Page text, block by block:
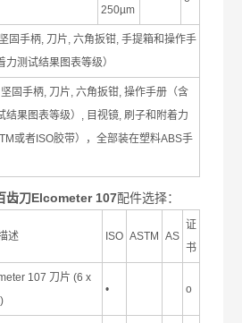
250µm
坚固手柄, 刀片,六角扳钳,手提箱和操作手
力测试结果图表等级）
坚固手柄, 刀片,六角扳钳,操作手册（含
结果图表等级） , 目视镜,刷子和附着力
或者 ISO胶带），全部装在塑料ABS手
齿刀Elcometer 107配件选择：
述 ISO ASTM AS
证
书
107 刀片 (6 x
• ο